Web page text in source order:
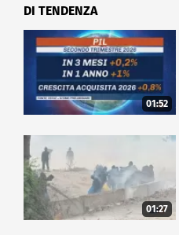
DI TENDENZA
01:52
01:27